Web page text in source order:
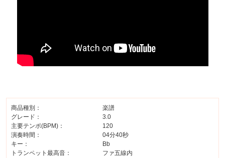
商品種別：
楽譜
グレード：
3.0
主要テンポ(BPM)：
120
演奏時間：
04分40秒
キー：
Bb
トランペット最高音：
ファ五線内